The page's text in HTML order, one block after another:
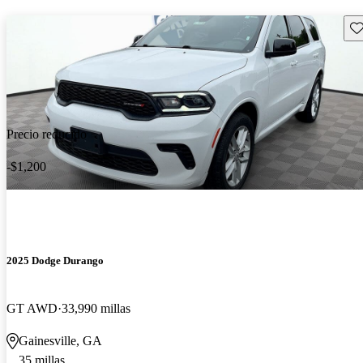
Precio reducido
-$1,200
2025 Dodge Durango
GT AWD 33,990 millas
Gainesville, GA